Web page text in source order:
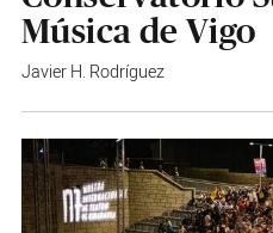
Música de Vigo
Javier H. Rodríguez